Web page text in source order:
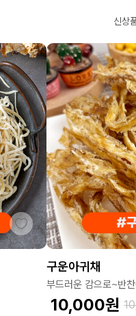
신상
구운아귀채
부드러운 감으로~반
10,000원